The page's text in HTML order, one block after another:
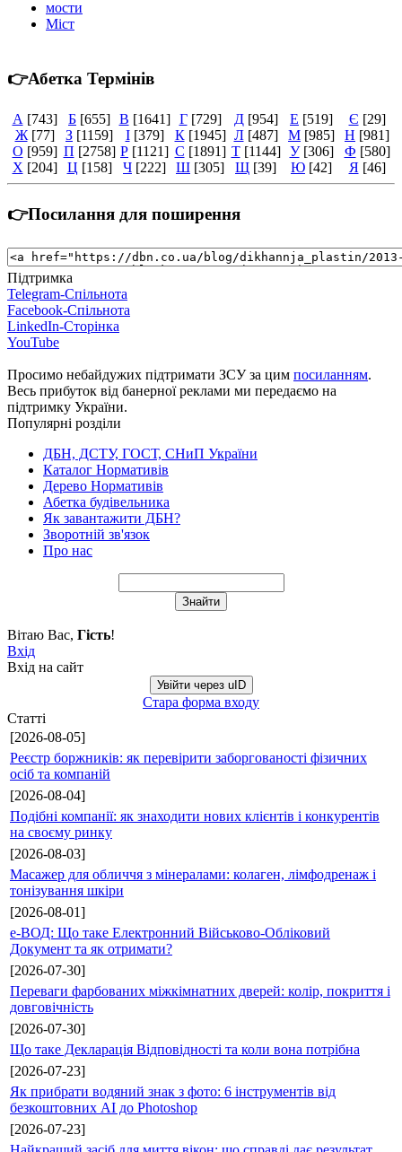
мости
Міст
👉Абетка Термінів
А [743] Б [655] В [1641] Г [729] Д [954] Е [519] Є [29]
Ж [77] З [1159] І [379] К [1945] Л [487] М [985] Н [981]
О [959] П [2758] Р [1121] С [1891] Т [1144] У [306] Ф [580]
Х [204] Ц [158] Ч [222] Ш [305] Щ [39] Ю [42] Я [46]
👉Посилання для поширення
Підтримка
Telegram-Спільнота
Facebook-Спільнота
LinkedIn-Сторінка
YouTube
Просимо небайдужих підтримати ЗСУ за цим посиланням.
Весь прибуток від банерної реклами ми передаємо на
підтримку України.
Популярні розділи
ДБН, ДСТУ, ГОСТ, СНиП України
Каталог Нормативів
Дерево Нормативів
Абетка будівельника
Як завантажити ДБН?
Зворотній зв'язок
Про нас
Вітаю Вас, Гість!
Вхід
Вхід на сайт
Увійти через uID
Стара форма входу
Статті
[2026-08-05]
Реєстр боржників: як перевірити заборгованості фізичних
осіб та компаній
[2026-08-04]
Подібні компанії: як знаходити нових клієнтів і конкурентів
на своєму ринку
[2026-08-03]
Масажер для обличчя з мінералами: колаген, лімфодренаж і
тонізування шкіри
[2026-08-01]
е-ВОД: Що таке Електронний Військово-Обліковий
Документ та як отримати?
[2026-07-30]
Переваги фарбованих міжкімнатних дверей: колір, покриття і
довговічність
[2026-07-30]
Що таке Декларація Відповідності та коли вона потрібна
[2026-07-23]
Як прибрати водяний знак з фото: 6 інструментів від
безкоштовних AI до Photoshop
[2026-07-23]